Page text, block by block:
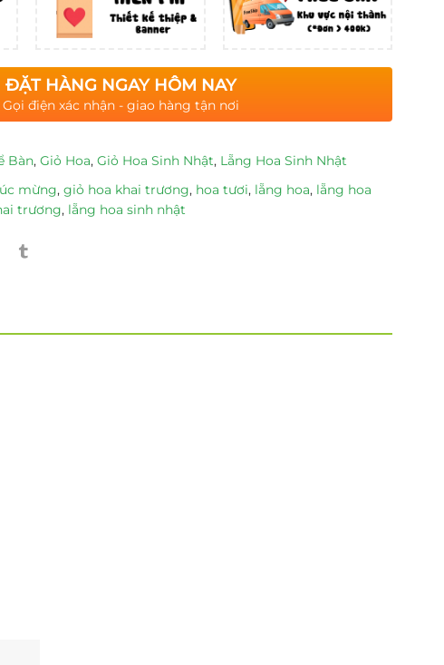
ĐẶT HÀNG NGAY HÔM NAY
Gọi điện xác nhận - giao hàng tận nơi
Bàn, Giỏ Hoa, Giỏ Hoa Sinh Nhật, Lẵng Hoa Sinh Nhật
mừng, giỏ hoa khai trương, hoa tươi, lẵng hoa, lẵng hoa
trương, lẵng hoa sinh nhật